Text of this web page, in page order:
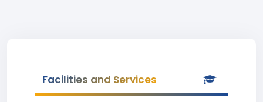
Facilities and Services